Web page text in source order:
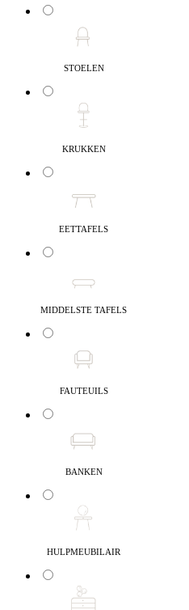
STOELEN
KRUKKEN
EETTAFELS
MIDDELSTE TAFELS
FAUTEUILS
BANKEN
HULPMEUBILAIR